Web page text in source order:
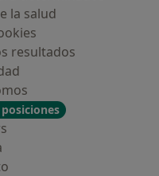
la salud
resultados